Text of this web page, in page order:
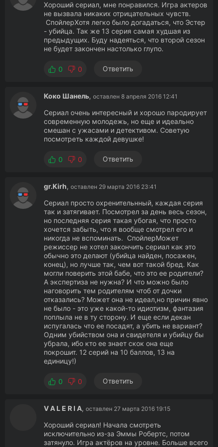
Хороший сериал, мне понравился. Игра актеров
не вызвала никаких отрицательных чувств.
СпойлерХотя легко было догадаться, что Эстер
- убийца. Так же 13 серия самая худшая из
предыдущих. Буду надеяться, что второй сезон
не будет закончен настолько глупо.
0 0 Ответить
Коко Шанель, оставлен 8 апреля 2016 12:41
Сериал очень интересный и хорошо пародирует
современную молодежь, но еще и идеально
смешан с ужасами и детективом. Советую
посмотреть каждой девушке!
0 0 Ответить
gr.Kirh, оставлен 29 марта 2016 23:41
Сериал просто охренительнный, каждая серия
так и затягивает. Посмотрел за день весь сезон,
но последняя серия такая убогая, что просто
хочется забыть, что я вообще смотрел его и
никогда не вспоминать. СпойлерМожет
режиссер не хотел закончить сериал как это
обычно это делают (убийца найден, посажен,
конец), но лучше так, чем вот такой бред. Как
могли поверить этой бабе, что это ее родители?
А экспертиза не нужна? И что можно было
наговорить тем родителям чтоб от дочки
отказались? Может она не идеал,но причин явно
не было - это уже какой-то идиотизм, фантазия
поплыла не в ту сторону. И еще если декан
испугалась что ее посадят, а убить не вариант?
Одним убийством она и свидетеля и убийцу бы
убрала, ибо кто ее знает скок она еще
покрошит. 12 серий на 10 баллов, 13 на
единицу!)
0 0 Ответить
V A L E R I A, оставлен 27 марта 2016 19:15
Хороший сериал! Начала смотреть
исключительно из-за Эммы Робертс, потом
затянуло. Игра актёров на уровне. Больше всего